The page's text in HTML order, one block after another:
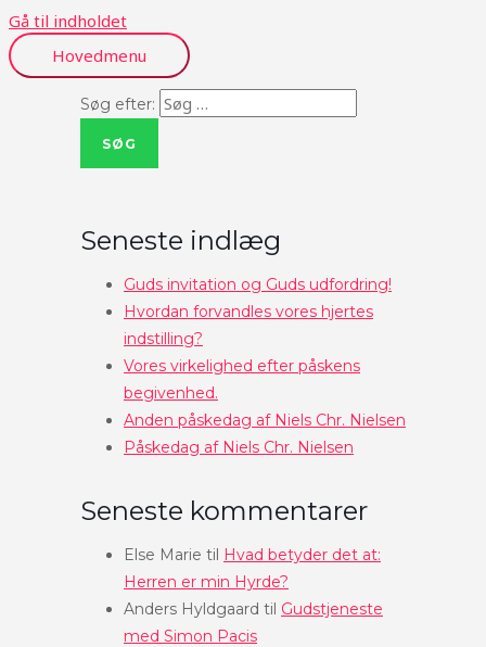
Gå til indholdet
Hovedmenu
Søg efter:
Seneste indlæg
Guds invitation og Guds udfordring!
Hvordan forvandles vores hjertes
indstilling?
Vores virkelighed efter påskens
begivenhed.
Anden påskedag af Niels Chr. Nielsen
Påskedag af Niels Chr. Nielsen
Seneste kommentarer
Else Marie til Hvad betyder det at:
Herren er min Hyrde?
Anders Hyldgaard til Gudstjeneste
med Simon Pacis